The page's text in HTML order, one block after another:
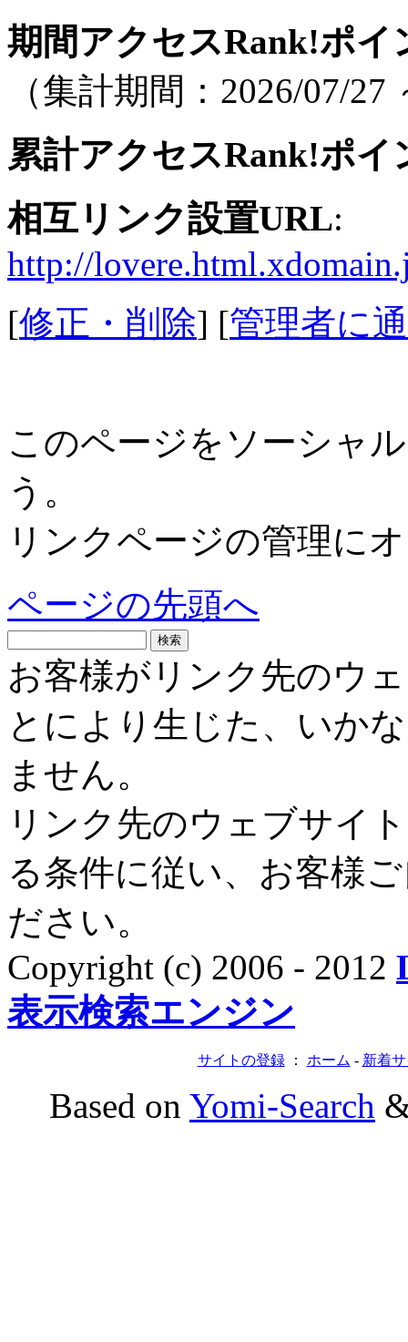
期間アクセスRank!ポイ
（集計期間：2026/07/27
累計アクセスRank!ポイ
相互リンク設置URL:
http://
[修正・削除] [管理者に
このページをソーシャ
う。
リンクページの管理に
ページの先頭へ
お客様がリンク先のウ
とにより生じた、いか
ません。
リンク先のウェブサイ
る条件に従い、お客様
ださい。
Copyright (c) 2006 - 2012
表示検索エンジン
サイトの登録： ホーム - 新着
Based on Yomi-Search